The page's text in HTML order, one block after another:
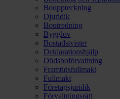
Bouppteckning
Djuridik
Boutredning
Bygglov
Bostadstvister
Deklarationshjälp
Dödsboförvaltning
Framtidsfullmakt
Fullmakt
Företagsjuridik
Förvaltningsrätt